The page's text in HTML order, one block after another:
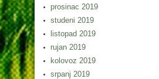
prosinac 2019
studeni 2019
listopad 2019
rujan 2019
kolovoz 2019
srpanj 2019